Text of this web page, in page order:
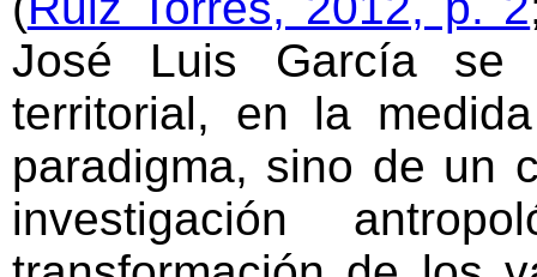
José Luis García se
territorial, en la
paradigma, sino de un
investigación